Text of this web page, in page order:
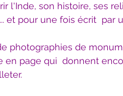
Bien-être Littérature
malayalam
l'Inde, son histoire, ses
et pour une fois écrit  par
photographies de
en page qui  donnent